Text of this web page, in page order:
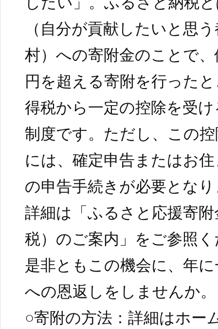
（自分が貢献したいと思
村）への寄附金のことで
円を超える寄附を行った
得税から一定の控除を受
制度です。ただし、この
には、確定申告またはお
の申告手続きが必要とな
詳細は「ふるさと応援寄
税）のご案内」をご参照
是非ともこの機会に、年
への恩返しをしませんか。
○寄附の方法：詳細はホー